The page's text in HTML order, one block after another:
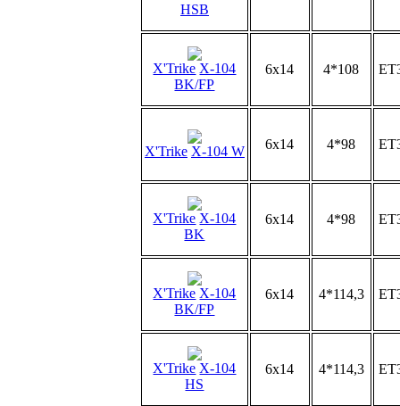
HSB
X'Trike X-104
BK/FP
6x14 4*108
X'Trike X-104 W 6x14 4*98
X'Trike X-104
BK
6x14 4*98
X'Trike X-104
BK/FP
6x14 4*114,3
X'Trike X-104
HS
6x14 4*114,3